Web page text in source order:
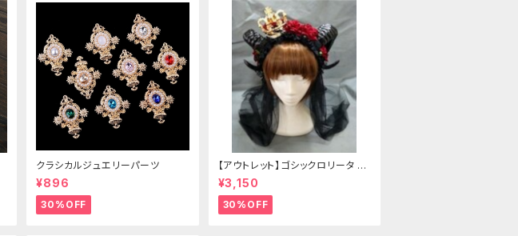
クラシカルジュエリーパーツ
¥896
30%OFF
【アウトレット】ゴシックロリータ ゴ
ールドクラウン＆ホーン(ヴェール
付き)
¥3,150
30%OFF